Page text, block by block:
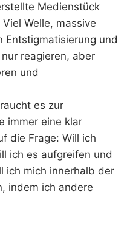
Medienstück
Welle, massive
Entstigmatisierung und
reagieren, aber
und
es zur
immer eine klar
die Frage: Will ich
ich es aufgreifen und
ich mich innerhalb der
indem ich andere